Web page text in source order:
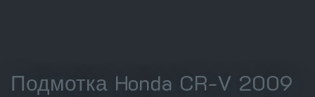
Подмотка Honda CR-V 2009